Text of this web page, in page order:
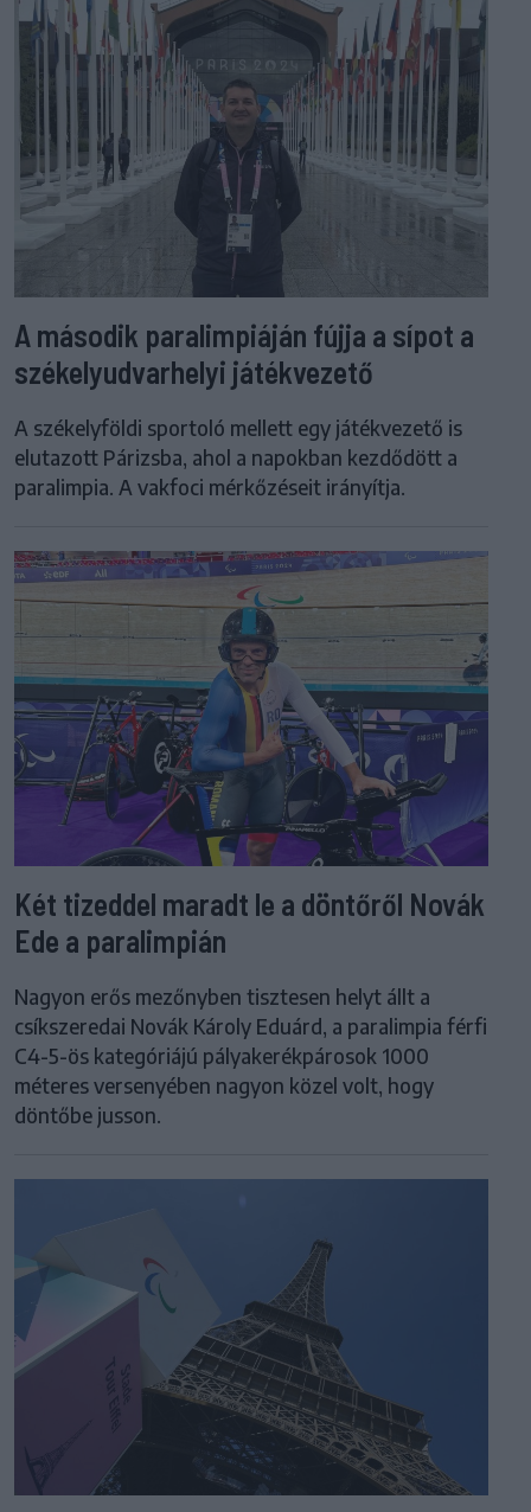
A második paralimpiáján fújja a sípot a
székelyudvarhelyi játékvezető
A székelyföldi sportoló mellett egy játékvezető is
elutazott Párizsba, ahol a napokban kezdődött a
paralimpia. A vakfoci mérkőzéseit irányítja.
Két tizeddel maradt le a döntőről Novák
Ede a paralimpián
Nagyon erős mezőnyben tisztesen helyt állt a
csíkszeredai Novák Károly Eduárd, a paralimpia férfi
C4-5-ös kategóriájú pályakerékpárosok 1000
méteres versenyében nagyon közel volt, hogy
döntőbe jusson.